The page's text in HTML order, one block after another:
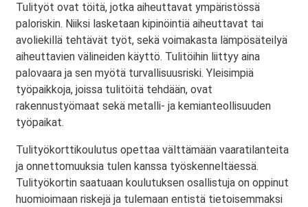
Tulityöt ovat töitä, jotka aiheuttavat ympäristössä
paloriskin. Niiksi lasketaan kipinöintiä aiheuttavat tai
avoliekillä tehtävät työt, sekä voimakasta lämpösäteilyä
aiheuttavien välineiden käyttö. Tulitöihin liittyy aina
palovaara ja sen myötä turvallisuusriski. Yleisimpiä
työpaikkoja, joissa tulitöitä tehdään, ovat
rakennustyömaat sekä metalli- ja kemianteollisuuden
työpaikat.
Tulityökorttikoulutus opettaa välttämään vaaratilanteita
ja onnettomuuksia tulen kanssa työskenneltäessä.
Tulityökortin saatuaan koulutuksen osallistuja on oppinut
huomioimaan riskejä ja tulemaan entistä tietoisemmaksi